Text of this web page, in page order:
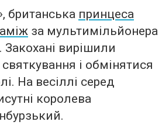
британська принцеса
за мультимільйонера
вирішили
і обмінятися
На весіллі серед
королева